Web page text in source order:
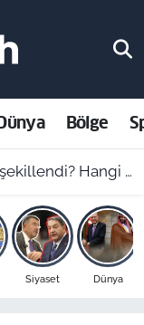
Bölge
ilçe ne zaman ilçe oldu?
Siyaset Dünya